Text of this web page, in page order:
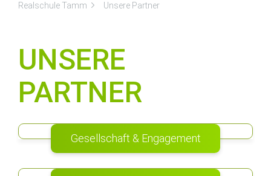
Realschule Tamm Unsere Partner
UNSERE
PARTNER
Gesellschaft & Engagement